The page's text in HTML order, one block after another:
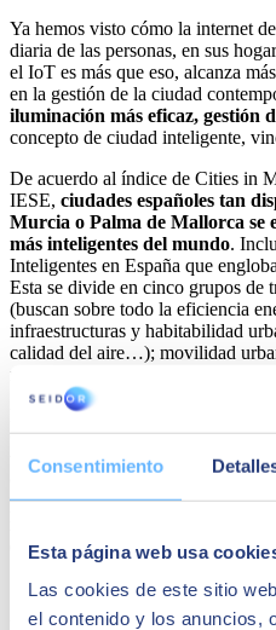
Consentimiento
Esta página web usa
Las cookies de este sitio
el contenido y los anuncios,
Ya hemos visto cómo la internet
diaria de las personas, en sus
el IoT es más que eso, alcanza
en la gestión de la ciudad
iluminación más eficaz, gestión
concepto de ciudad inteligente,
De acuerdo al índice de Cities in
IESE, ciudades españoles tan
Murcia o Palma de Mallorca se
más inteligentes del mundo.
Inteligentes en España que
Esta se divide en cinco grupos de
(buscan sobre todo la eficiencia
infraestructuras y habitabilidad
calidad del aire…); movilidad
negocios.
Entre los proyectos urbanos de
Chicago, con una red de
tiempo real sobre la calidad del
peatones o no por sus calles. Y en
esta forma, los camiones realizan